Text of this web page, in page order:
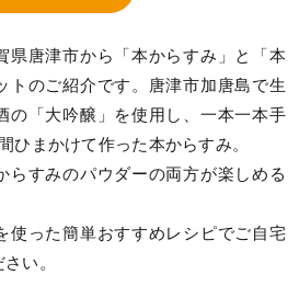
県唐津市から「本からすみ」と「本
トのご紹介です。唐津市加唐島で生
の「大吟醸」を使用し、一本一本手
ひまかけて作った本からすみ。
らすみのパウダーの両方が楽しめる
使った簡単おすすめレシピでご自宅
い。